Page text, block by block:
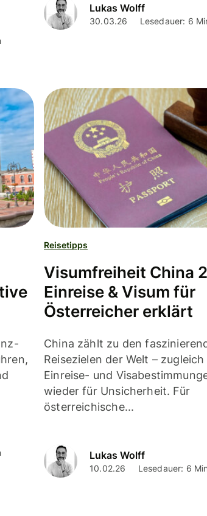
Lukas Wolff
30.03.26 Lesedauer: 6
Reisetipps
Visumfreiheit China
Einreise & Visum für
Österreicher erklärt
China zählt zu den
Reisezielen der Welt –
Einreise- und
wieder für Unsicherheit. Für
österreichische...
Lukas Wolff
10.02.26 Lesedauer: 6